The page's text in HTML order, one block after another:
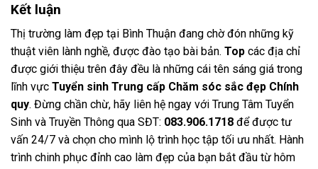
Kết luận
Thị trường làm đẹp tại Bình Thuận đang chờ đón những kỹ
thuật viên lành nghề, được đào tạo bài bản. Top các địa chỉ
được giới thiệu trên đây đều là những cái tên sáng giá trong
lĩnh vực Tuyển sinh Trung cấp Chăm sóc sắc đẹp Chính
quy. Đừng chần chừ, hãy liên hệ ngay với Trung Tâm Tuyển
Sinh và Truyền Thông qua SĐT: 083.906.1718 để được tư
vấn 24/7 và chọn cho mình lộ trình học tập tối ưu nhất. Hành
trình chinh phục đỉnh cao làm đẹp của bạn bắt đầu từ hôm